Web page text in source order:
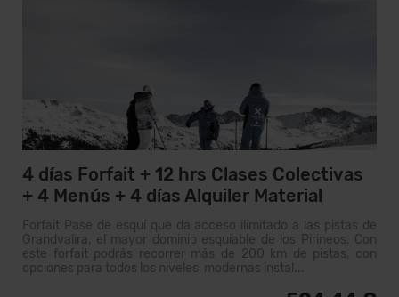
4 días Forfait + 12 hrs Clases Colectivas
+ 4 Menús + 4 días Alquiler Material
Forfait Pase de esquí que da acceso ilimitado a las pistas de
Grandvalira, el mayor dominio esquiable de los Pirineos. Con
este forfait podrás recorrer más de 200 km de pistas, con
opciones para todos los niveles, modernas instal...